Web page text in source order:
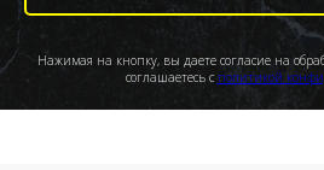
Нажимая на кнопку, вы даете согласие на
соглашаетесь c политикой